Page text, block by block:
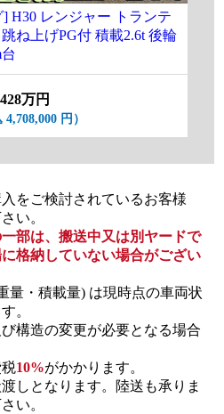
H30 レンジャー トランテ
ね上げPG付 積載2.6t 後輪
428万円
4,708,000 円）
をご検討されているお客様
い。
部は、搬送中又は別ヤードで
格納していない場合がござい
量・積載量) は現時点の車両状
。
構造の変更が必要となる場合
10%がかかります。
しとなります。陸送も承りま
い。